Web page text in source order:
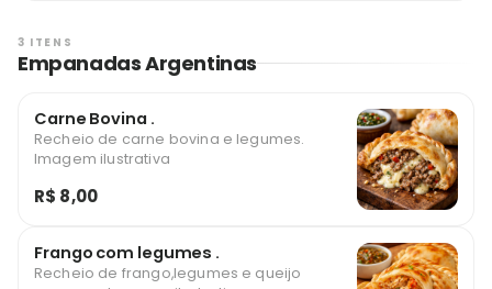
3 ITENS
Empanadas Argentinas
Carne Bovina .
Recheio de carne bovina e legumes.
Imagem ilustrativa
R$ 8,00
Frango com legumes .
Recheio de frango,legumes e queijo